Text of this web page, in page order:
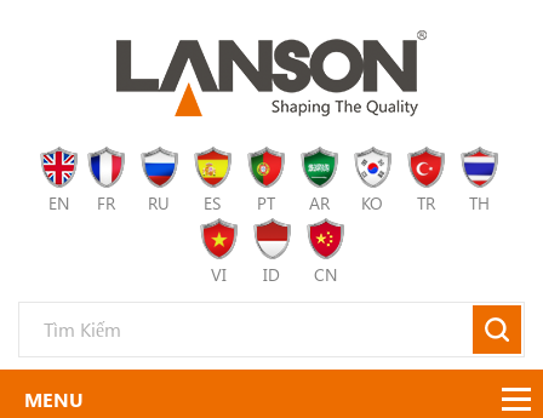
EN FR RU ES PT AR KO TR TH
VI ID CN